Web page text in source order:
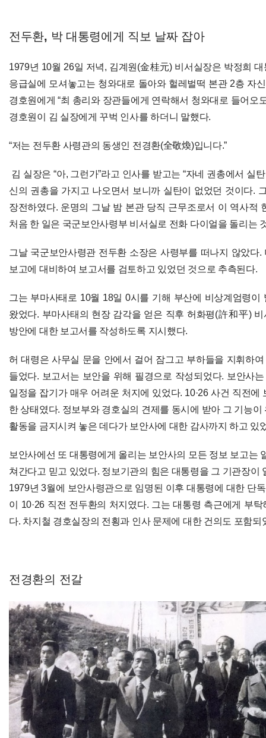
전두환, 박 대통령에게 직보 날짜 잡아
1979년 10월 26일 저녁, 김계원(金桂元) 비서실장은 박정희
응급실에 모셔놓고는 청와대로 돌아와 헐레벌떡 본관 2층 자
경호원에게 “최 총리와 장관들에게 연락해서 청와대로 들어오
경호원이 김 실장에게 꾸벅 인사를 하더니 말했다.
“저는 전두환 사령관의 동생인 전경환(全敬煥)입니다.”
김 실장은 “아, 그런가”라고 인사를 받고는 “자네 권총에서 실
신의 권총을 가지고 나오면서 보니까 실탄이 없었던 것이다.
장전하였다. 운명의 그날 밤 본관 당직 근무조로서 이 역사적
처음 한 일은 국군보안사령부 비서실로 전화 다이얼을 돌리는
그날 국군보안사령관 전두환 소장은 사령부를 떠나지 않았다
보고에 대비하여 보고서를 검토하고 있었던 것으로 추측된다.
그는 부마사태로 10월 18일 0시를 기해 부산에 비상계엄령
왔었다. 부마사태의 현장 감각을 얻은 직후 허화평(許和平)
방안에 대한 보고서를 작성하도록 지시했다.
허 대령은 사무실 문을 안에서 걸어 잠그고 부하들을 지휘하여
들었다. 보고서는 보안을 위해 필경으로 작성되었다. 보안사
일정을 잡기가 매우 어려운 처지에 있었다. 10·26 사건 직전
한 상태였다. 정보부와 경호실의 견제를 동시에 받아 그 기능
활동을 금지시켜 놓은 데다가 보안사에 대한 감사까지 하고 있
보안사에선 또 대통령에게 올리는 보안사의 모든 정보 보고는
쳐간다고 믿고 있었다. 정보기관의 힘은 대통령을 그 기관장이
1979년 3월에 보안사령관으로 임명된 이후 대통령에 대한 단
이 10·26 직전 전두환의 처지였다. 그는 대통령 측근에게 부
다. 차지철 경호실장의 전횡과 인사 문제에 대한 건의도 포함되
전경환의 전갈